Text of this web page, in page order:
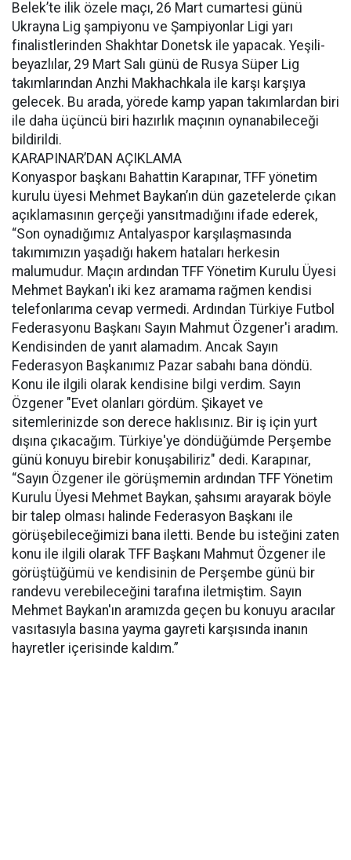
Belek’te ilik özele maçı, 26 Mart cumartesi günü
Ukrayna Lig şampiyonu ve Şampiyonlar Ligi yarı
finalistlerinden Shakhtar Donetsk ile yapacak. Yeşili-
beyazlılar, 29 Mart Salı günü de Rusya Süper Lig
takımlarından Anzhi Makhachkala ile karşı karşıya
gelecek. Bu arada, yörede kamp yapan takımlardan biri
ile daha üçüncü biri hazırlık maçının oynanabileceği
bildirildi.
KARAPINAR’DAN AÇIKLAMA
Konyaspor başkanı Bahattin Karapınar, TFF yönetim
kurulu üyesi Mehmet Baykan’ın dün gazetelerde çıkan
açıklamasının gerçeği yansıtmadığını ifade ederek,
“Son oynadığımız Antalyaspor karşılaşmasında
takımımızın yaşadığı hakem hataları herkesin
malumudur. Maçın ardından TFF Yönetim Kurulu Üyesi
Mehmet Baykan'ı iki kez aramama rağmen kendisi
telefonlarıma cevap vermedi. Ardından Türkiye Futbol
Federasyonu Başkanı Sayın Mahmut Özgener'i aradım.
Kendisinden de yanıt alamadım. Ancak Sayın
Federasyon Başkanımız Pazar sabahı bana döndü.
Konu ile ilgili olarak kendisine bilgi verdim. Sayın
Özgener "Evet olanları gördüm. Şikayet ve
sitemlerinizde son derece haklısınız. Bir iş için yurt
dışına çıkacağım. Türkiye'ye döndüğümde Perşembe
günü konuyu birebir konuşabiliriz" dedi. Karapınar,
“Sayın Özgener ile görüşmemin ardından TFF Yönetim
Kurulu Üyesi Mehmet Baykan, şahsımı arayarak böyle
bir talep olması halinde Federasyon Başkanı ile
görüşebileceğimizi bana iletti. Bende bu isteğini zaten
konu ile ilgili olarak TFF Başkanı Mahmut Özgener ile
görüştüğümü ve kendisinin de Perşembe günü bir
randevu verebileceğini tarafına iletmiştim. Sayın
Mehmet Baykan'ın aramızda geçen bu konuyu aracılar
vasıtasıyla basına yayma gayreti karşısında inanın
hayretler içerisinde kaldım.”